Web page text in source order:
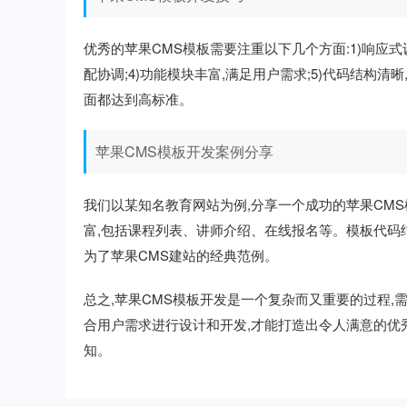
优秀的苹果CMS模板需要注重以下几个方面:1)响应
配协调;4)功能模块丰富,满足用户需求;5)代码结构清
面都达到高标准。
苹果CMS模板开发案例分享
我们以某知名教育网站为例,分享一个成功的苹果
富,包括课程列表、讲师介绍、在线报名等。模板代
为了苹果CMS建站的经典范例。
总之,苹果CMS模板开发是一个复杂而又重要的过程,
合用户需求进行设计和开发,才能打造出令人满意的
知。